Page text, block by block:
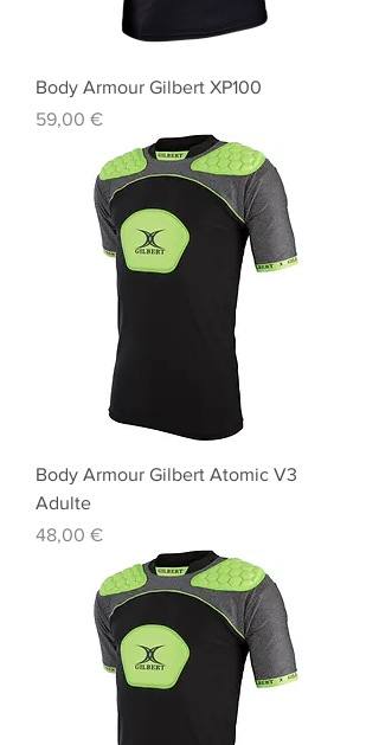
Body Armour Gilbert XP100
Prix
59,00 €
Body Armour Gilbert Atomic V3
Adulte
Prix
48,00 €